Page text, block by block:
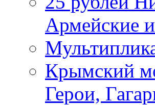
Армейские
Крымский
Герои,